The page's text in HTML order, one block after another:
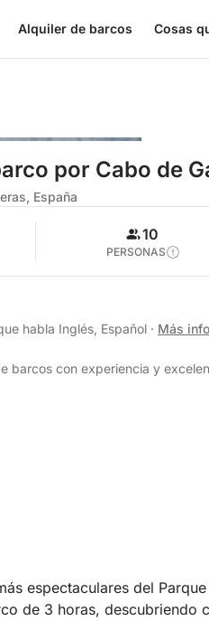
Alquiler de barcos Cosas
por Cabo de
España
10
PERSONAS
habla Inglés, Español · Más
barcos con experiencia y
espectaculares del
de 3 horas, descubriendo